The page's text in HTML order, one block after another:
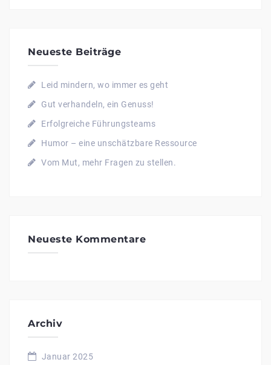
Neueste Beiträge
Leid mindern, wo immer es geht
Gut verhandeln, ein Genuss!
Erfolgreiche Führungsteams
Humor – eine unschätzbare Ressource
Vom Mut, mehr Fragen zu stellen.
Neueste Kommentare
Archiv
Januar 2025